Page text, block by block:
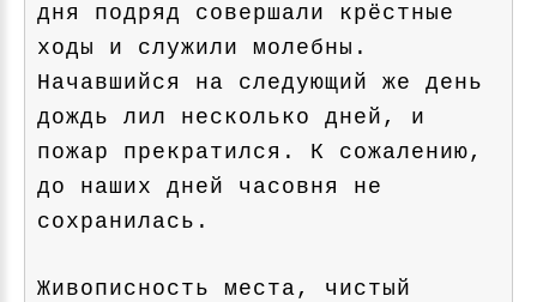
дня подряд совершали крёстные
ходы и служили молебны.
Начавшийся на следующий же день
дождь лил несколько дней, и
пожар прекратился. К сожалению,
до наших дней часовня не
сохранилась.
Живописность места, чистый